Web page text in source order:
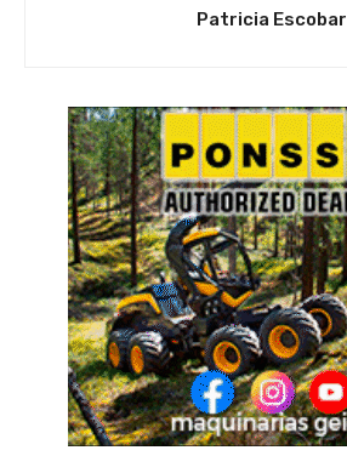
Patricia Escobar